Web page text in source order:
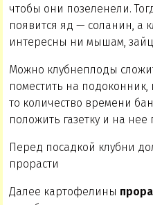
чтобы они позеленели.
появится яд — соланин, а
интересны ни мышам,
Можно клубнеплоды
поместить на
то количество времени
положить газетку и на
Перед посадкой клубни
прорасти
Далее картофелины